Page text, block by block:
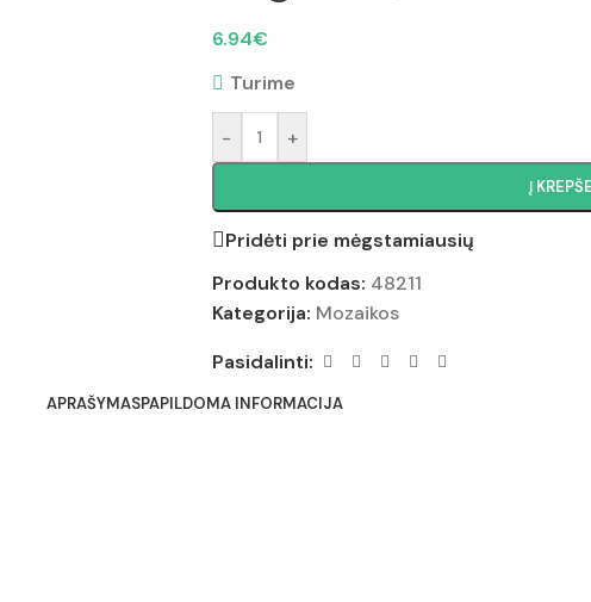
6.94€
Turime
- +
Į
Pridėti prie mėgstamiausių
Produkto kodas: 48211
Kategorija: Mozaikos
Pasidalinti:
APRAŠYMASPAPILDOMA INFORMACIJA